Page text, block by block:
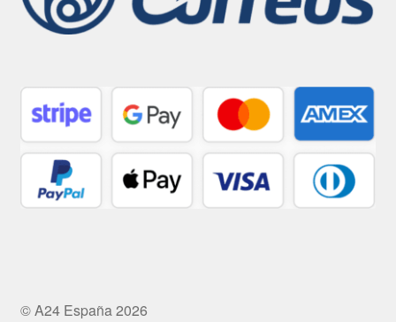
© A24 España 2026